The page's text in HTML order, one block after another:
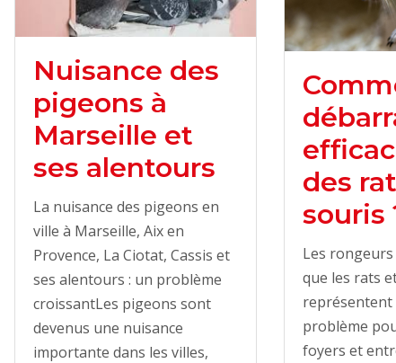
Nuisance des
pigeons à
Marseille et
ses alentours
La nuisance des pigeons en
ville à Marseille, Aix en
Provence, La Ciotat, Cassis et
ses alentours : un problème
croissantLes pigeons sont
devenus une nuisance
importante dans les villes,
des
souris
Les
que les rats
problème
foyers et